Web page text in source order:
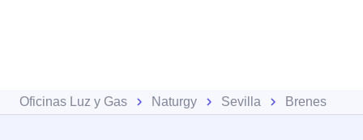
Oficinas Luz y Gas Naturgy Sevilla Brenes